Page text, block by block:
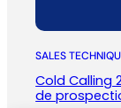
SALES
Cold Calling
de